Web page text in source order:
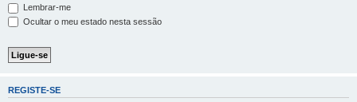
Lembrar-me
Ocultar o meu estado nesta sessão
REGISTE-SE